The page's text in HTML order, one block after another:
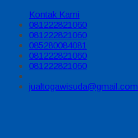
Kontak Kami
081222821060
081222821060
085280084081
081222821060
081222821060
jualtogawisuda@gmail.com